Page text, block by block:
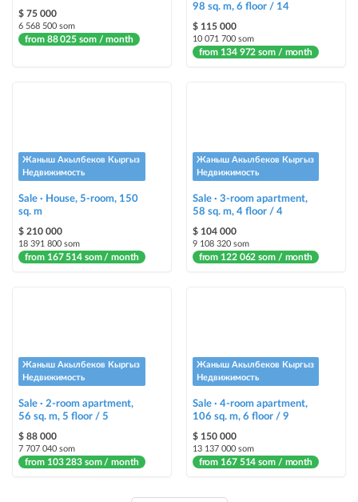
$ 75 000
6 568 500 som
from 88 025 som / month
98 sq. m, 6 floor / 14
$ 115 000
10 071 700 som
from 134 972 som / month
Жаныш Акылбеков Кыргыз
Недвижимость
Sale · House, 5-room, 150
sq. m
$ 210 000
18 391 800 som
from 167 514 som / month
Жаныш Акылбеков Кыргыз
Недвижимость
Sale · 3-room apartment,
58 sq. m, 4 floor / 4
$ 104 000
9 108 320 som
from 122 062 som / month
Жаныш Акылбеков Кыргыз
Недвижимость
Sale · 2-room apartment,
56 sq. m, 5 floor / 5
$ 88 000
7 707 040 som
from 103 283 som / month
Жаныш Акылбеков Кыргыз
Недвижимость
Sale · 4-room apartment,
106 sq. m, 6 floor / 9
$ 150 000
13 137 000 som
from 167 514 som / month